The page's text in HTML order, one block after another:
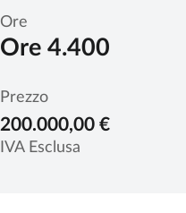
Ore
Ore 4.400
Prezzo
200.000,00 €
IVA Esclusa